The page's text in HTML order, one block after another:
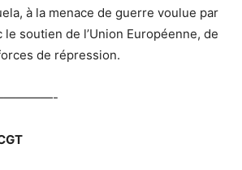
à la menace de guerre voulue par
le soutien de l’Union Européenne, de
de répression.